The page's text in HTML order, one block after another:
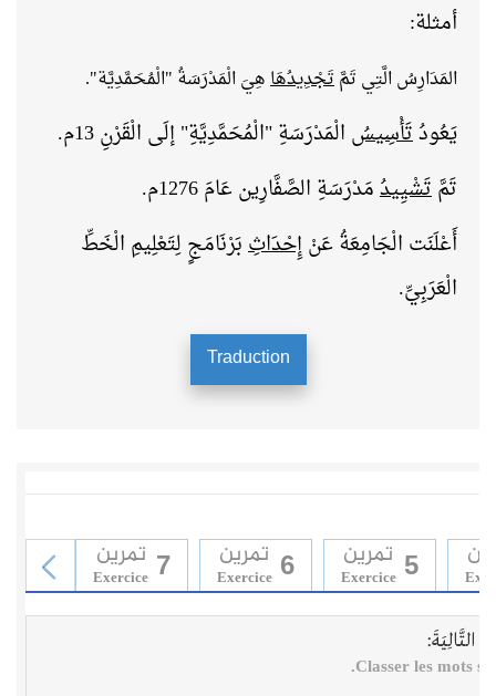
أمثلة:
المَدَارِسُ الَّتِي تَمَّتَجْدِيدُهَاهِيَ الْمَدْرَسَةُ "الْمُحَمَّدِيَّة".
يَعُودُتَأْسِيسُ الْمَدْرَسَةِ "الْمُحَمَّدِيَّةِ" إلَى الْقَرْنِ 13م.
تَمَّتَشْيِيدُمَدْرَسَةِ الصَّفَّارِين عَامَ 1276م.
أَعْلَنَت الْجَامِعَةُ عَنْإِحْدَاثِبَرْنَامَجٍ لِتَعْلِيمِ الْخَطِّ
الْعَرَبِيِّ.
Traduction